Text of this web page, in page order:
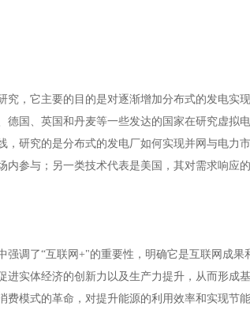
究，它主要的目的是对逐渐增加分布式的发电实
德国、英国和丹麦等一些发达的国家在研究虚拟
研究的是分布式的发电厂如何实现并网与电力
参与；另一类技术代表是美国，其对需求响应
强调了“互联网+"的重要性，明确它是互联网成
实体经济的创新力以及生产力提升，从而形成
费模式的革命，对提升能源的利用效率和实现节